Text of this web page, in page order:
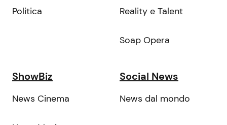
Politica Reality e Talent
Soap Opera
ShowBiz
News Cinema
Social News
News dal mondo